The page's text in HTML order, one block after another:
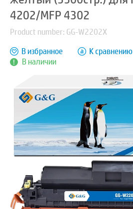
4202/MFP 4302
Product number: GG-W2202X
В наличии
В избранное К сравнению